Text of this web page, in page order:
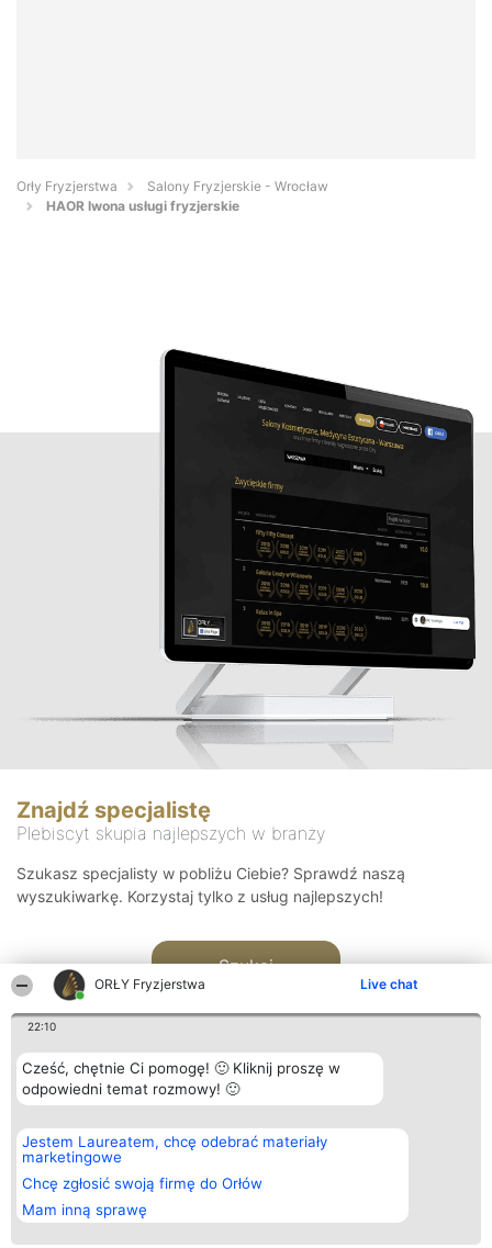
ORŁY Fryzjerstwa Live chat
22:10
Cześć, chętnie Ci pomogę! 🙂 Kliknij proszę w
odpowiedni temat rozmowy! 🙂
Jestem Laureatem, chcę odebrać materiały
marketingowe
Chcę zgłosić swoją firmę do Orłów
Mam inną sprawę
Orły Fryzjerstwa
Salony Fryzjerskie - Wrocław
HAOR Iwona usługi fryzjerskie
Znajdź specjalistę
Plebiscyt skupia najlepszych w branży
Szukasz specjalisty w pobliżu Ciebie? Sprawdź naszą
wyszukiwarkę. Korzystaj tylko z usług najlepszych!
Szukaj
Organizator plebiscytu
Bright Side Solutions sp. z o.
o. sp. k.
ul. Ruska 22
Wrocław 50-079
KRS 0000749100 | Regon
381313360 | NIP 8943132676
Plebiscyt
Laureaci
wszystkich
Laureatów
Regulamin
Kontakt
Kontakt